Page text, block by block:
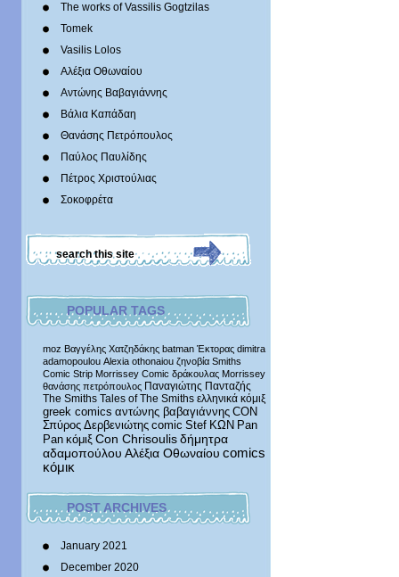
The works of Vassilis Gogtzilas
Tomek
Vasilis Lolos
Αλέξια Οθωναίου
Αντώνης Βαβαγιάννης
Βάλια Καπάδαη
Θανάσης Πετρόπουλος
Παύλος Παυλίδης
Πέτρος Χριστούλιας
Σοκοφρέτα
POPULAR TAGS
moz Βαγγέλης Χατζηδάκης batman Έκτορας dimitra
adamopoulou Alexia othonaiou ζηνοβία Smiths
Comic Strip Morrissey Comic δράκουλας Morrissey
θανάσης πετρόπουλος Παναγιώτης Πανταζής
The Smiths Tales of The Smiths ελληνικά κόμιξ
greek comics αντώνης βαβαγιάννης CON
Σπύρος Δερβενιώτης comic Stef ΚΩΝ Pan
Pan κόμιξ Con Chrisoulis δήμητρα
αδαμοπούλου Αλέξια Οθωναίου comics
κόμικ
POST ARCHIVES
January 2021
December 2020